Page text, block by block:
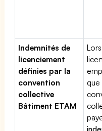
Indemnités de
licenciement
définies par la
convention
collective
Bâtiment ETAM
que